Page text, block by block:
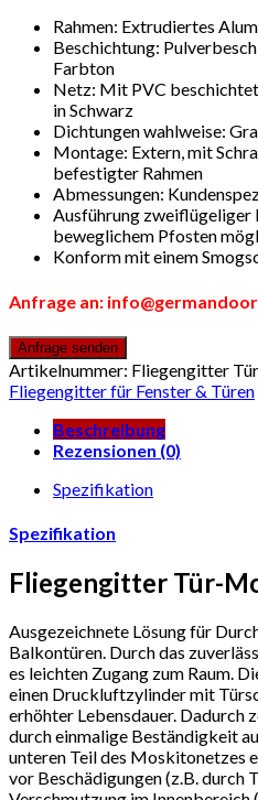
Rahmen: Extrudiertes
Beschichtung:
Farbton
Netz: Mit PVC
in Schwarz
Dichtungen wahlweise:
Montage: Extern, mit
befestigter Rahmen
Abmessungen:
Ausführung
beweglichem Pfosten
Konform mit einem
Anfrage an:
Artikelnummer: Fliegengitter
Fliegengitter für Fenster & Türen
Beschreibung
Rezensionen (0)
Spezifikation
Spezifikation
Fliegengitter Tür-
Ausgezeichnete Lösung für
Balkontüren. Durch das
es leichten Zugang zum Raum.
einen Druckluftzylinder mit
erhöhter Lebensdauer. Dadurch
durch einmalige Beständigkeit
unteren Teil des Moskitonetzes
vor Beschädigungen (z.B. durch